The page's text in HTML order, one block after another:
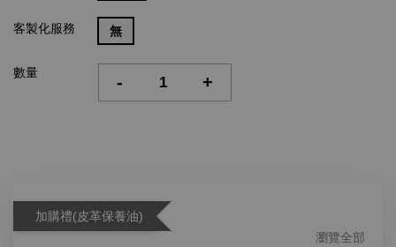
客製化服務 無
數量 - +
加購禮(皮革保養油)
瀏覽全部